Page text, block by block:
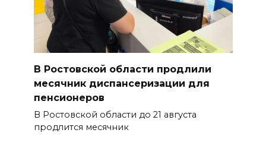
В Ростовской области продлили
месячник диспансеризации для
пенсионеров
В Ростовской области до 21 августа
продлится месячник